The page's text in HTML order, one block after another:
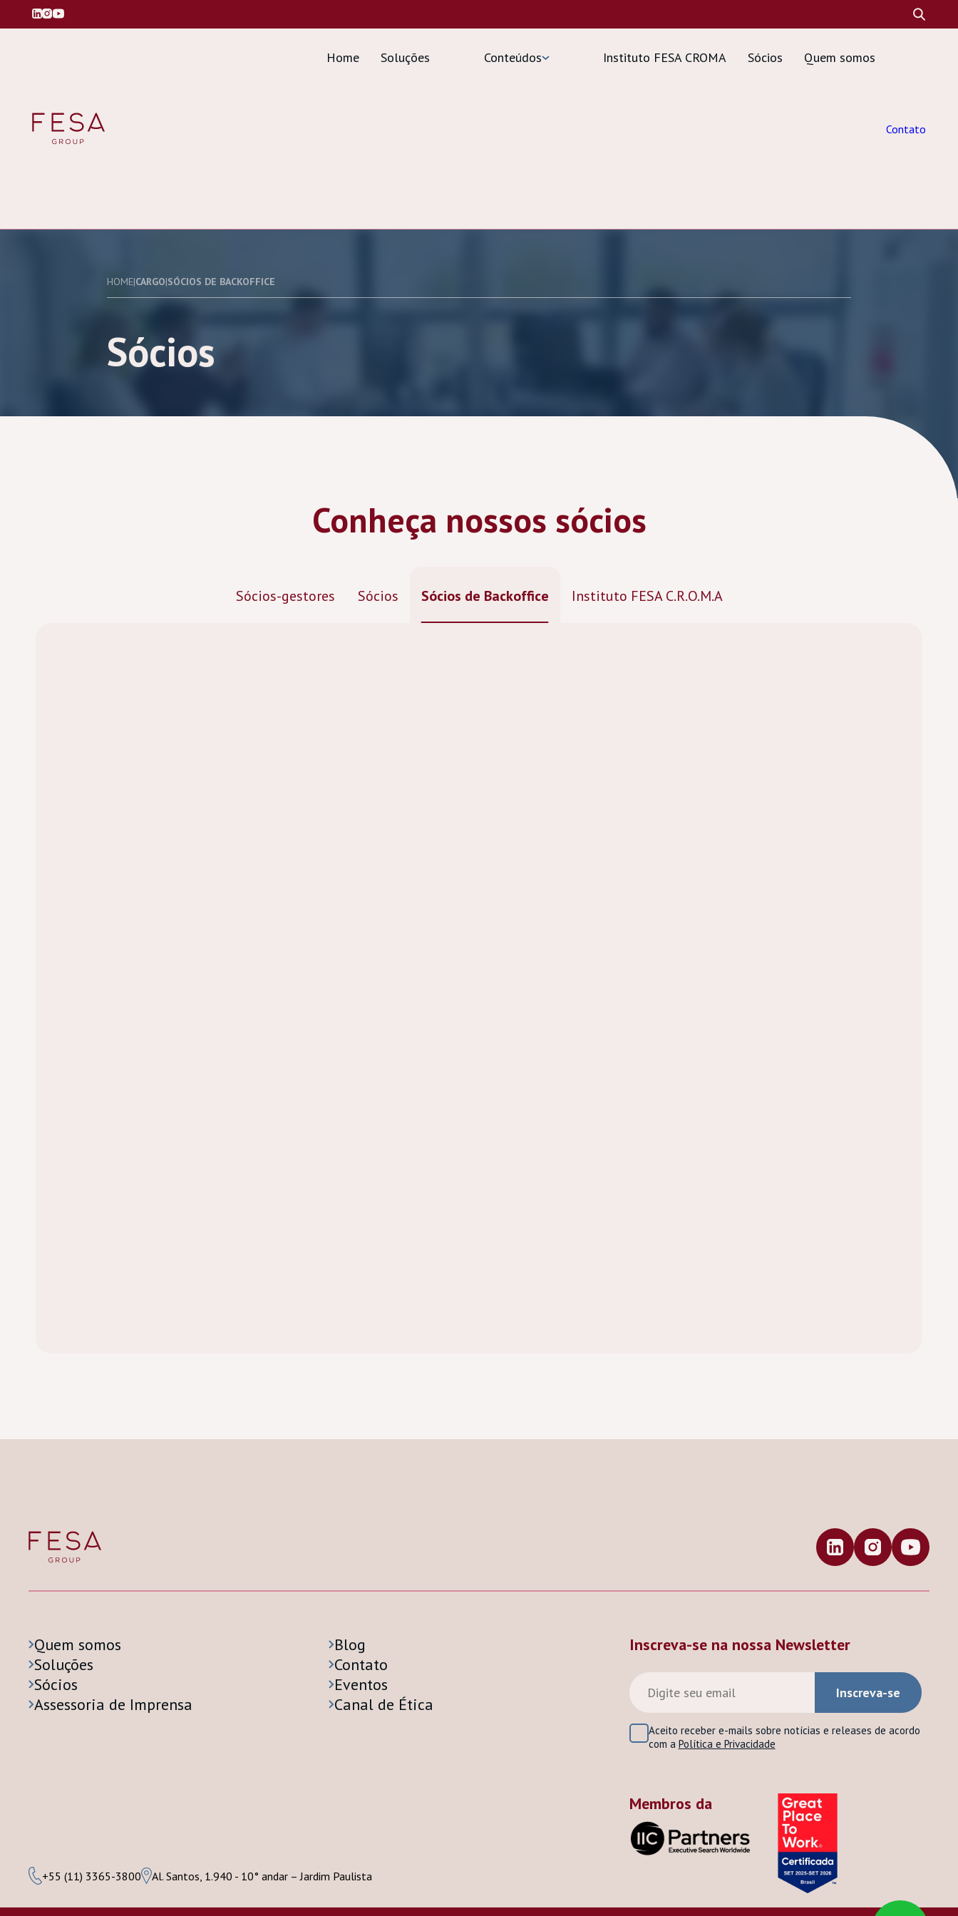
Home Soluções Conteúdos Instituto FESA CROMA Sócios Quem somos
Contato
HOME|CARGO|SÓCIOS DE BACKOFFICE
Sócios
Conheça nossos sócios
Sócios-gestores Sócios Sócios de Backoffice Instituto FESA C.R.O.M.A
Quem somos
Soluções
Sócios
Assessoria de Imprensa
Blog
Contato
Eventos
Canal de Ética
Inscreva-se na nossa Newsletter
Aceito receber e-mails sobre notícias e releases de acordo
com a Política e Privacidade
+55 (11) 3365-3800 Al. Santos, 1.940 - 10° andar – Jardim Paulista
Membros da